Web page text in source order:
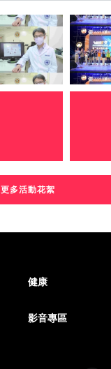
更多活動花絮
健康
影音專區